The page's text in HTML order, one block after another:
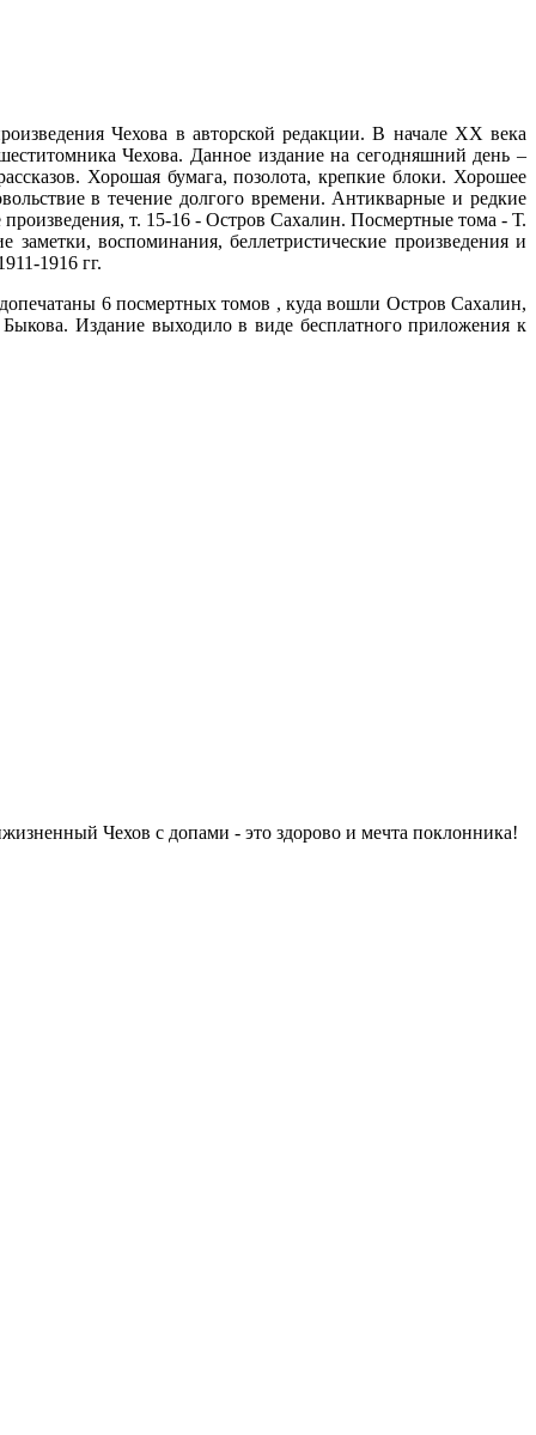
Чехова в авторской редакции. В начале XX века
Чехова. Данное издание на сегодняшний день –
Хорошая бумага, позолота, крепкие блоки. Хорошее
в течение долгого времени. Антикварные и редкие
т. 15-16 - Остров Сахалин. Посмертные тома - Т.
воспоминания, беллетристические произведения и
1916 гг.
6 посмертных томов , куда вошли Остров Сахалин,
Издание выходило в виде бесплатного приложения к
Чехов с допами - это здорово и мечта поклонника!